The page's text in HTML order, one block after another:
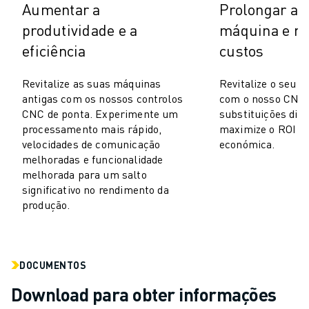
AUTOMÓVEL
VEÍCULOS ELÉCTRICOS
ELETRÓNICA
MÉDICO
PLÁSTICOS
ARMAZENAGEM, LOGÍSTICA, CORREIOS & ENCOMENDAS
APLICAÇÕES
TODAS AS APLICAÇÕES
MAQUINAÇÃO DE 5 EIXOS
SOLDADURA POR ARCO
MONTAGEM
TORNOS CNC
MOLDAGEM POR INJEÇÃO
Aumentar a
produtividade e a
eficiência
Revitalize as suas máquinas
antigas com os nossos controlos
CNC de ponta. Experimente um
processamento mais rápido,
velocidades de comunicação
melhoradas e funcionalidade
melhorada para um salto
significativo no rendimento da
produção.
Prolongar a
máquina e
custos
Revitalize o seu
com o nosso
substituições
maximize o ROI
económica.
DOCUMENTOS
Download para obter informações